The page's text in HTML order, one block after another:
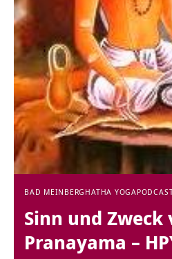
BAD MEINBERG HATHA YOGA
Sinn und Zweck
Pranayama –